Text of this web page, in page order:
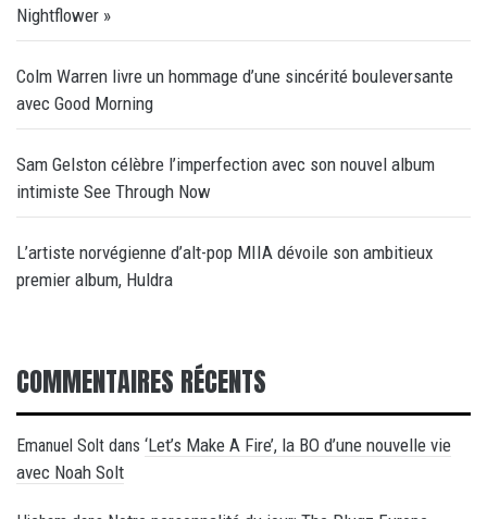
Nightflower »
Colm Warren livre un hommage d’une sincérité bouleversante
avec Good Morning
Sam Gelston célèbre l’imperfection avec son nouvel album
intimiste See Through Now
L’artiste norvégienne d’alt-pop MIIA dévoile son ambitieux
premier album, Huldra
COMMENTAIRES RÉCENTS
Emanuel Solt dans ‘Let’s Make A Fire’, la BO d’une nouvelle vie
avec Noah Solt